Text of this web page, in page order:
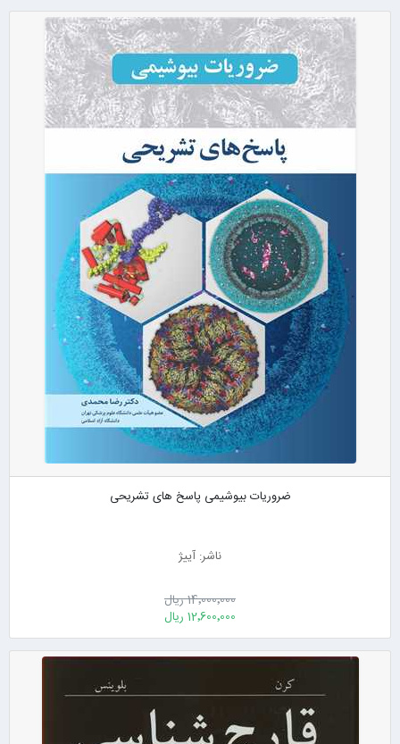
ضروریات بیوشیمی پاسخ های تشریحی
ناشر: آییژ
14٬000٬000 ریال
12٬600٬000 ریال